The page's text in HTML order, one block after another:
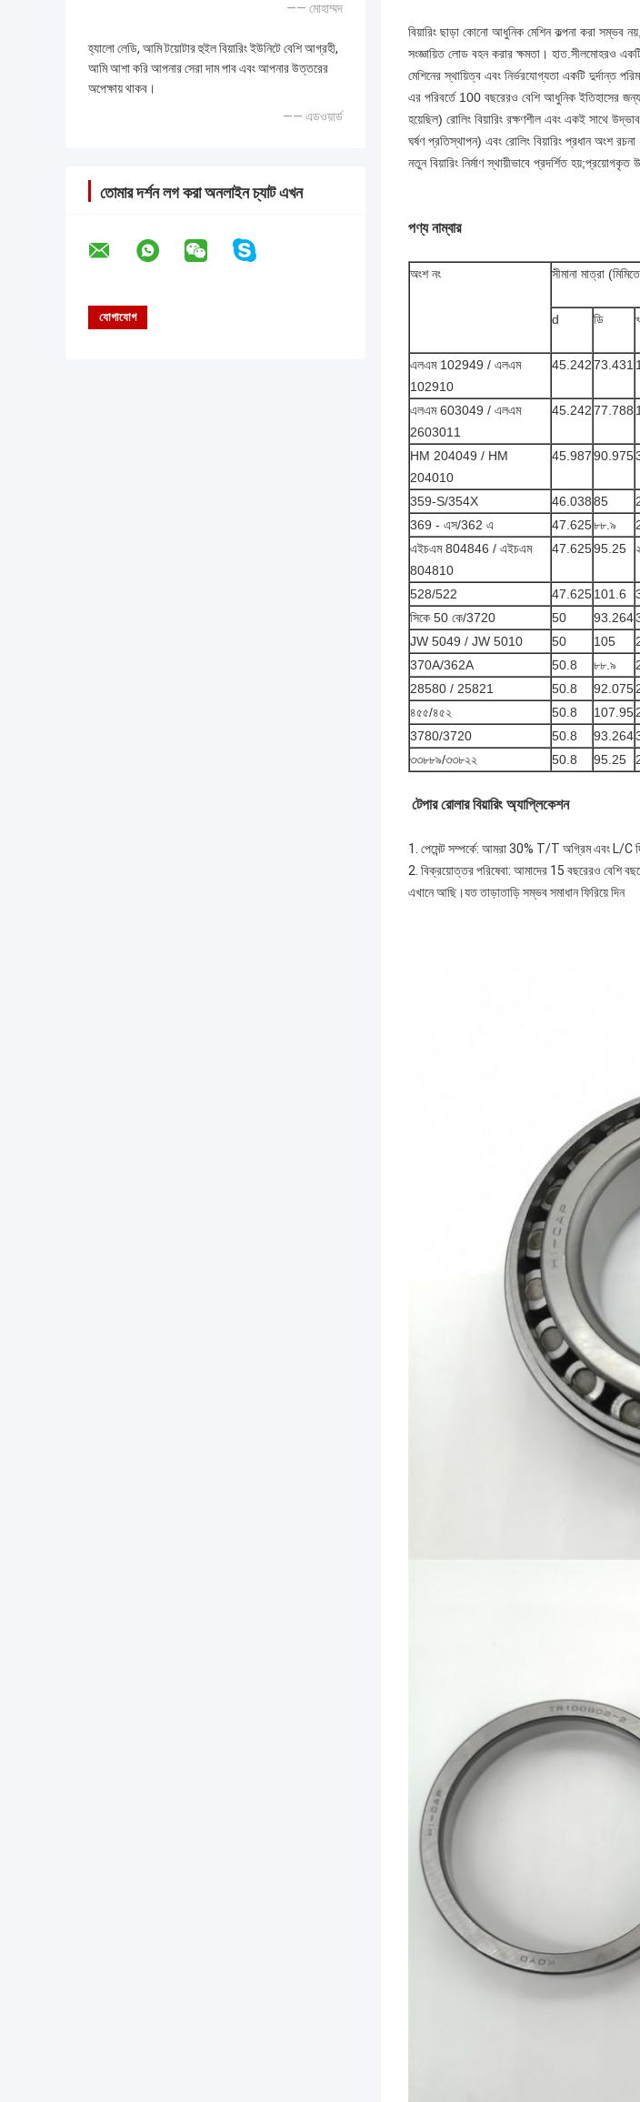
—— মোহাম্মদ
হ্যালো লেডি, আমি টয়োটার হুইল বিয়ারিং ইউনিটে বেশি আগ্রহী,
আমি আশা করি আপনার সেরা দাম পাব এবং আপনার উত্তরের
অপেক্ষায় থাকব।
—— এডওয়ার্ড
তোমার দর্শন লগ করা অনলাইন চ্যাট এখন
বিয়ারিং ছাড়া কোনো আধুনিক মেশিন কল্পনা করা সম্ভব
সংজ্ঞায়িত লোড বহন করার ক্ষমতা। হাত.সীলমোহরও
মেশিনের স্থায়িত্ব এবং নির্ভরযোগ্যতা একটি দুর্দান্ত
এর পরিবর্তে 100 বছরেরও বেশি আধুনিক ইতিহাসের জন্য
হয়েছিল) রোলিং বিয়ারিং রক্ষণশীল এবং একই সাথে
ঘর্ষণ প্রতিস্থাপন) এবং রোলিং বিয়ারিং প্রধান অংশ
নতুন বিয়ারিং নির্মাণ স্থায়ীভাবে প্রদর্শিত
পণ্য নাম্বার
অংশ নং সীমানা মাত্রা
d ডি
এলএম 102949 / এলএম
102910
45.24273.431
এলএম 603049 / এলএম
2603011
45.24277.788
HM 204049 / HM
204010
45.98790.975
359-S/354X 46.03885
369 - এস/362 এ
47.625৮৮.৯
এইচএম 804846 / এইচএম
804810
47.62595.25
528/522 47.625101.6
সিকে 50 কে/3720
50 93.264
JW 5049 / JW 5010
50 105
370A/362A
50.8 ৮৮.৯
28580 / 25821
50.8 92.075
৪৫৫/৪৫২
50.8 107.95
3780/3720
50.8 93.264
৩৩৮৮৯/৩৩৮২২
50.8 95.25
টেপার রোলার বিয়ারিং অ্যাপ্লিকেশন
1. পেমেন্ট সম্পর্কে: আমরা 30% T/T অগ্রিম এবং L/C
2. বিক্রয়োত্তর পরিষেবা: আমাদের 15 বছরেরও বেশি
এখানে আছি।যত তাড়াতাড়ি সম্ভব সমাধান ফিরিয়ে দিন